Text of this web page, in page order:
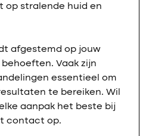
op stralende huid en
afgestemd op jouw
Vaak zijn
essentieel om
te bereiken. Wil
aanpak het beste bij
contact op.